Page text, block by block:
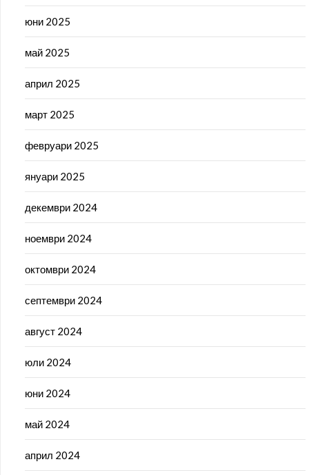
юни 2025
май 2025
април 2025
март 2025
февруари 2025
януари 2025
декември 2024
ноември 2024
октомври 2024
септември 2024
август 2024
юли 2024
юни 2024
май 2024
април 2024